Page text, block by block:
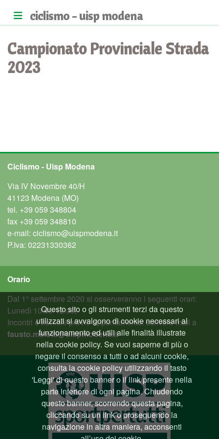
ciclismo - uisp modena
Campionato Provinciale Strada
2023
Ciclismo - Uisp Modena
Via IV Novembre 40/H
41123 Modena (MO)
tel. +39 059 348804
fax +39 059 348810
e-mail: ciclismo@uispmodena.it
P.Iva: 02231330362
Orario
Dal 1° settembre 2020 si osserveranno i seguenti orari:
Lunedì 10:00-12:00;
Incontri e riunioni previo appuntamento: scrivere mail a
fausto.melotti@uispmodena.it
Questo sito o gli strumenti terzi da questo
utilizzati si avvalgono di cookie necessari al
funzionamento ed utili alle finalità illustrate
nella cookie policy. Se vuoi saperne di più o
negare il consenso a tutti o ad alcuni cookie,
consulta la cookie policy utilizzando il tasto
'Leggi' di questo banner o il link presente nella
parte inferiore di ogni pagina. Chiudendo
questo banner, scorrendo questa pagina,
cliccando su un link o proseguendo la
navigazione in altra maniera, acconsenti